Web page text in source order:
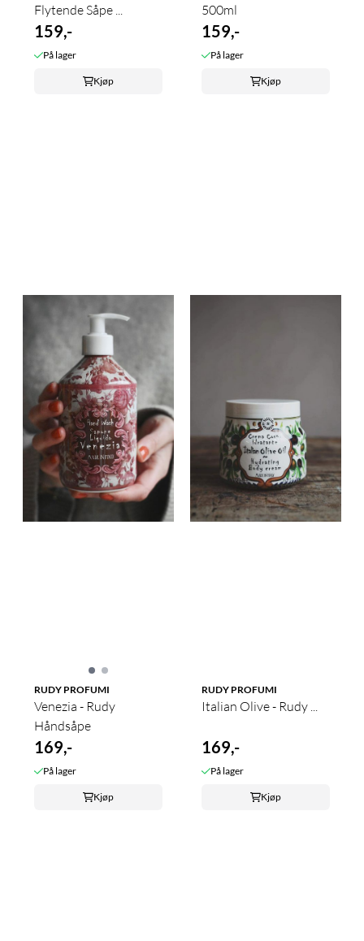
Flytende Såpe ...
159,-
På lager
Kjøp
500ml
159,-
På lager
Kjøp
RUDY PROFUMI
Venezia - Rudy
Håndsåpe
169,-
På lager
Kjøp
RUDY PROFUMI
Italian Olive - Rudy ...
169,-
På lager
Kjøp